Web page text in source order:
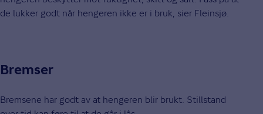
de lukker godt når hengeren ikke er i bruk, sier Fleinsjø.
Bremser
Bremsene har godt av at hengeren blir brukt. Stillstand